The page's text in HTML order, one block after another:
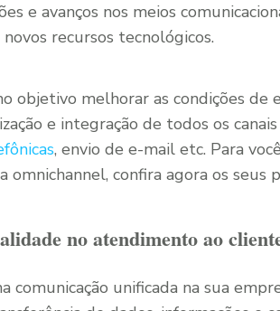
e avanços nos meios
novos recursos tecnológicos.
objetivo melhorar as condições de
e integração de todos os
, envio de e-mail etc. Para
omnichannel, confira agora os seus
no atendimento ao
comunicação unificada na sua